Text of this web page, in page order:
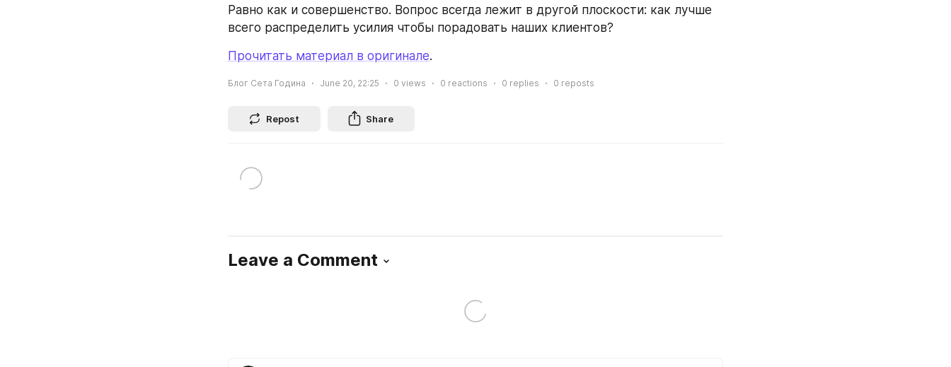
Равно как и совершенство. Вопрос всегда лежит в другой плоскости: как лучше
всего распределить усилия чтобы порадовать наших клиентов?
Прочитать материал в оригинале.
Блог Сета Година June 20, 22:25 0 views 0 reactions 0 replies 0 reposts
Repost Share
Leave a Comment